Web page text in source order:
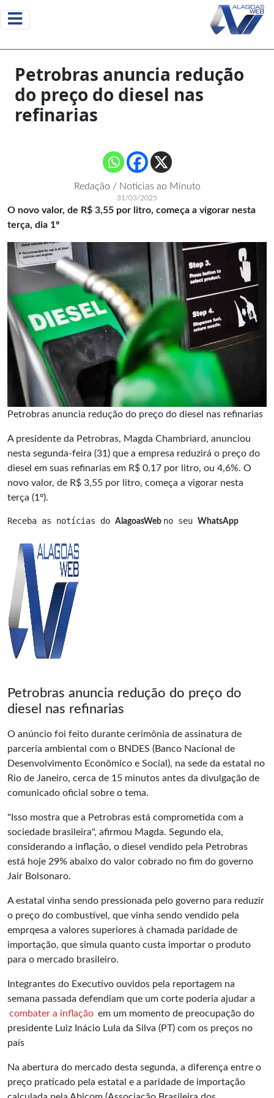
Petrobras anuncia redução
do preço do diesel nas
refinarias
Redação / Noticias ao Minuto
31/03/2025
O novo valor, de R$ 3,55 por litro, começa a vigorar nesta
terça, dia 1º
Petrobras anuncia redução do preço do diesel nas refinarias
A presidente da Petrobras, Magda Chambriard, anunciou
nesta segunda-feira (31) que a empresa reduzirá o preço do
diesel em suas refinarias em R$ 0,17 por litro, ou 4,6%. O
novo valor, de R$ 3,55 por litro, começa a vigorar nesta
terça (1º).
Receba as notícias do AlagoasWeb no seu WhatsApp
Petrobras anuncia redução do preço do
diesel nas refinarias
O anúncio foi feito durante cerimônia de assinatura de
parceria ambiental com o BNDES (Banco Nacional de
Desenvolvimento Econômico e Social), na sede da estatal no
Rio de Janeiro, cerca de 15 minutos antes da divulgação de
comunicado oficial sobre o tema.
"Isso mostra que a Petrobras está comprometida com a
sociedade brasileira", afirmou Magda. Segundo ela,
considerando a inflação, o diesel vendido pela Petrobras
está hoje 29% abaixo do valor cobrado no fim do governo
Jair Bolsonaro.
A estatal vinha sendo pressionada pelo governo para reduzir
o preço do combustível, que vinha sendo vendido pela
emprqesa a valores superiores à chamada paridade de
importação, que simula quanto custa importar o produto
para o mercado brasileiro.
Integrantes do Executivo ouvidos pela reportagem na
semana passada defendiam que um corte poderia ajudar a
combater a inflação em um momento de preocupação do
presidente Luiz Inácio Lula da Silva (PT) com os preços no
país
Na abertura do mercado desta segunda, a diferença entre o
preço praticado pela estatal e a paridade de importação